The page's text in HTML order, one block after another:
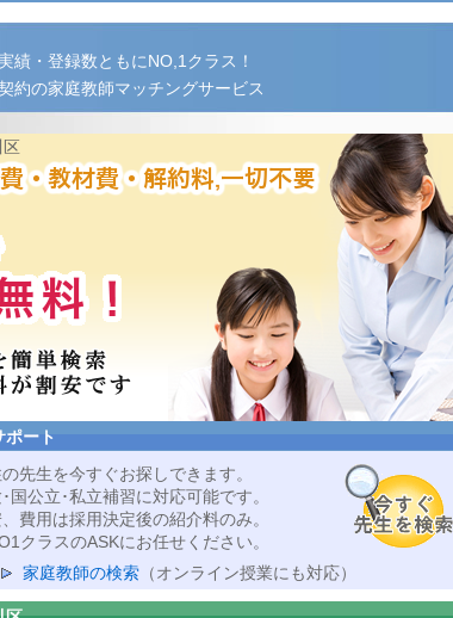
績・登録数ともにNO,1クラス！
約の家庭教師マッチングサービス
ート
先生を今すぐお探しできます。
公立･私立補習に対応可能です。
費用は採用決定後の紹介料のみ。
クラスのASKにお任せください。
家庭教師の検索 （オンライン授業にも対応）